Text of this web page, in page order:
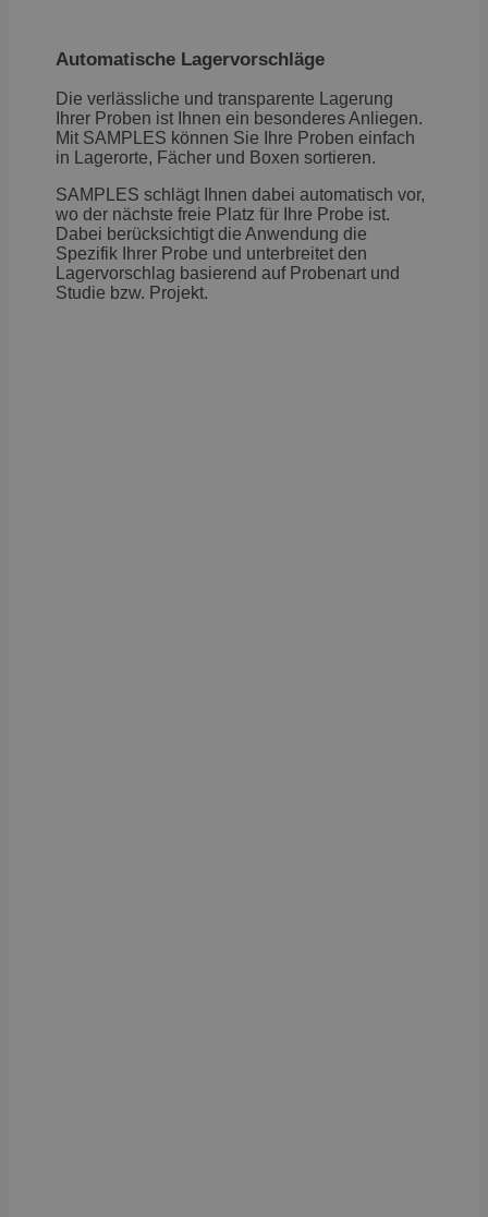
Automatische Lagervorschläge
Die verlässliche und transparente Lagerung
Ihrer Proben ist Ihnen ein besonderes Anliegen.
Mit SAMPLES können Sie Ihre Proben einfach
in Lagerorte, Fächer und Boxen sortieren.
SAMPLES schlägt Ihnen dabei automatisch vor,
wo der nächste freie Platz für Ihre Probe ist.
Dabei berücksichtigt die Anwendung die
Spezifik Ihrer Probe und unterbreitet den
Lagervorschlag basierend auf Probenart und
Studie bzw. Projekt.